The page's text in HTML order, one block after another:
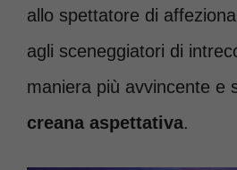
allo spettatore di
agli sceneggiatori di
maniera più avvincente e
creana aspettativa.